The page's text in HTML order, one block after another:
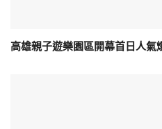
高雄親子遊樂園區開幕首日人氣